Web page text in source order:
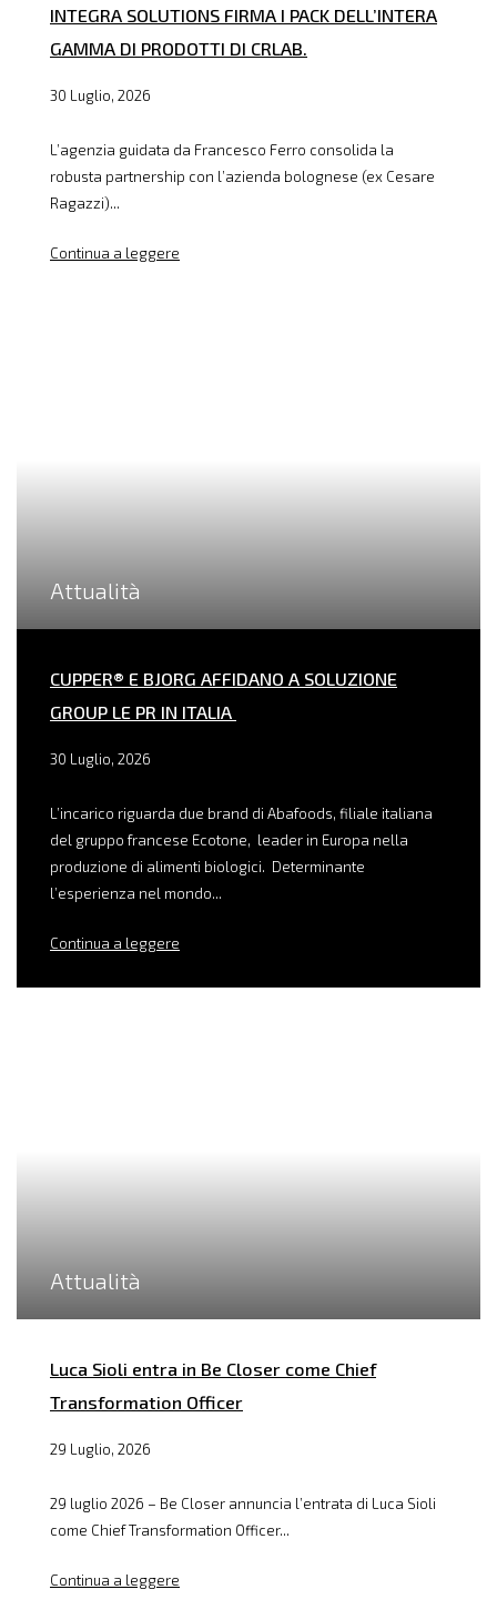
INTEGRA SOLUTIONS FIRMA I PACK DELL’INTERA
GAMMA DI PRODOTTI DI CRLAB.
30 Luglio, 2026
L’agenzia guidata da Francesco Ferro consolida la
robusta partnership con l’azienda bolognese (ex Cesare
Ragazzi)...
Continua a leggere
Attualità
CUPPER® E BJORG AFFIDANO A SOLUZIONE
GROUP LE PR IN ITALIA
30 Luglio, 2026
L’incarico riguarda due brand di Abafoods, filiale italiana
del gruppo francese Ecotone, leader in Europa nella
produzione di alimenti biologici. Determinante
l’esperienza nel mondo...
Continua a leggere
Attualità
Luca Sioli entra in Be Closer come Chief
Transformation Officer
29 Luglio, 2026
29 luglio 2026 – Be Closer annuncia l’entrata di Luca Sioli
come Chief Transformation Officer...
Continua a leggere